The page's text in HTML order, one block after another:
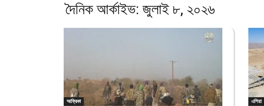
দৈনিক আর্কাইভ: জুলাই ৮, ২০২৬
আফ্রিকা এশিয়া